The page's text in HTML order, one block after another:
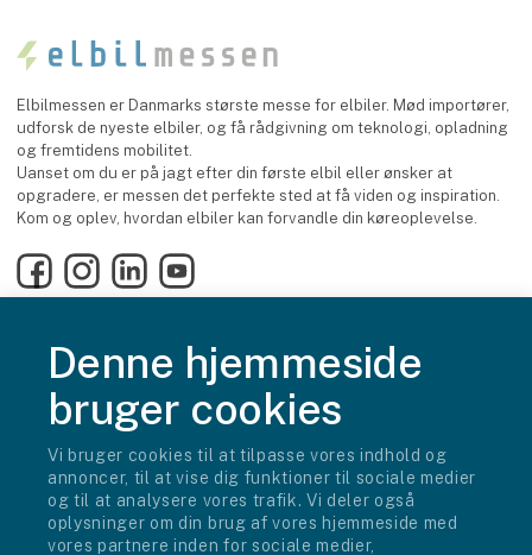
Denne hjemmeside
bruger cookies
Vi bruger cookies til at tilpasse vores indhold og
annoncer, til at vise dig funktioner til sociale medier
og til at analysere vores trafik. Vi deler også
oplysninger om din brug af vores hjemmeside med
vores partnere inden for sociale medier,
Elbilmessen er Danmarks største messe for elbiler. Mød importører,
udforsk de nyeste elbiler, og få rådgivning om teknologi, opladning
og fremtidens mobilitet.
Uanset om du er på jagt efter din første elbil eller ønsker at
opgradere, er messen det perfekte sted at få viden og inspiration.
Kom og oplev, hvordan elbiler kan forvandle din køreoplevelse.
FacebookInstagramLinkedInYouTube
Find os
MCH Messecenter Herning
Vardevej 1
7400 Herning
Kontakt os
Telefon: +45 99 26 99 26
E-mail:info@elbilmessen.dk